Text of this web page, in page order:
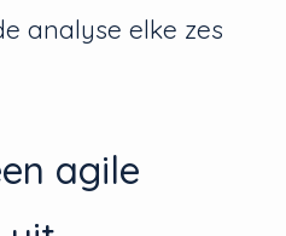
analyse elke zes
agile